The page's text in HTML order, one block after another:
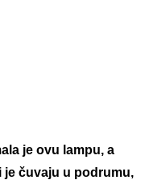
je ovu lampu, a
je čuvaju u podrumu,